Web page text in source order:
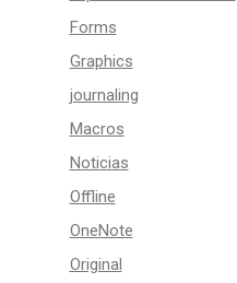
Forms
Graphics
journaling
Macros
Noticias
Offline
OneNote
Original